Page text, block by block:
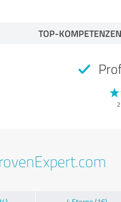
TOP-KOMPETENZEN